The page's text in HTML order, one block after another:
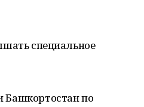
специальное
Башкортостан по